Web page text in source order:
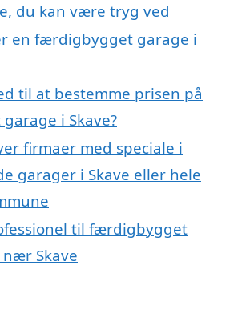
du kan være tryg ved
en færdigbygget garage i
til at bestemme prisen på
i Skave?
firmaer med speciale i
garager i Skave eller hele
til færdigbygget
Skave